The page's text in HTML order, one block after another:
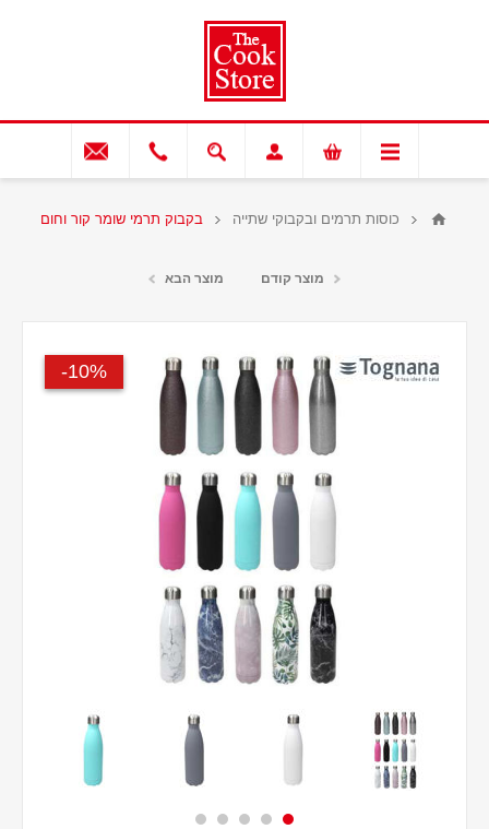
כוסות תרמים ובקבוקי שתייה בקבוק תרמי שומר קור וחום
מוצר קודם מוצר הבא
10%-